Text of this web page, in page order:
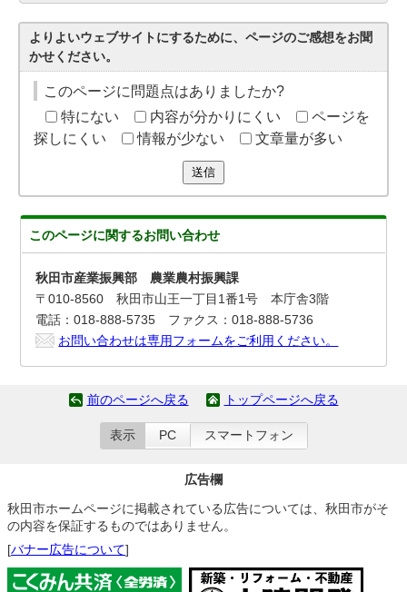
よりよいウェブサイトにするために、ページのご感想をお聞
かせください。
このページに問題点はありましたか?
特にない
内容が分かりにくい
ページを
探しにくい
情報が少ない 文章量が多い
送信
このページに関するお問い合わせ
秋田市産業振興部 農業農村振興課
〒010-8560 秋田市山王一丁目1番1号 本庁舎3階
電話：018-888-5735 ファクス：018-888-5736
お問い合わせは専用フォームをご利用ください。
前のページへ戻る トップページへ戻る
表示 PC スマートフォン
広告欄
秋田市ホームページに掲載されている広告については、秋田市がそ
の内容を保証するものではありません。
[バナー広告について]